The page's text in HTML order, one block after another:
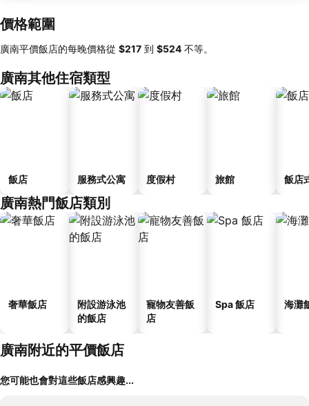
價格範圍
廣南平價飯店的每晚價格從 ‎$217 到 ‎$524 不等。
廣南其他住宿類型
飯店 服務式公寓 度假村 旅館 飯店
廣南熱門飯店類別
奢華飯店
附設游泳池
的飯店
寵物友善飯
店
Spa 飯店 海灘
廣南附近的平價飯店
您可能也會對這些飯店感興趣...